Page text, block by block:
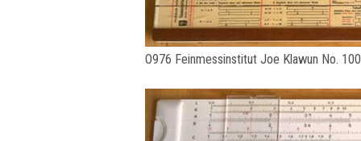
O976 Feinmessinstitut Joe Klawun No.